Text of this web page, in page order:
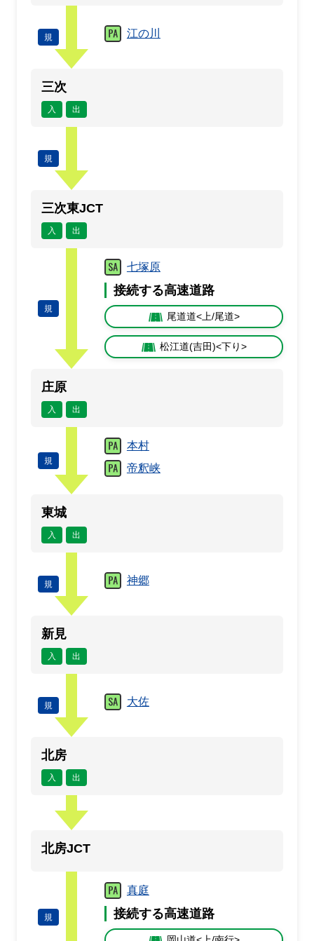
規 江の川
三次
入 出
規
三次東JCT
入 出
規
七塚原
接続する高速道路
尾道道<上/尾道>
松江道(吉田)<下り>
庄原
入 出
規
本村
帝釈峡
東城
入 出
規 神郷
新見
入 出
規 大佐
北房
入 出
北房JCT
規
真庭
接続する高速道路